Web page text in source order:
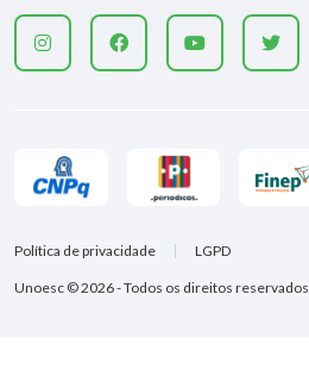
Unoesc © 2026 - Todos os direitos reservados
Política de privacidade LGPD